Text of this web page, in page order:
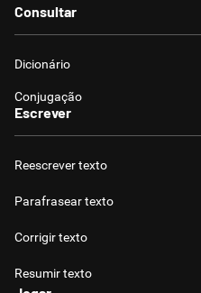
Consultar
Dicionário
Conjugação
Escrever
Reescrever texto
Parafrasear texto
Corrigir texto
Resumir texto